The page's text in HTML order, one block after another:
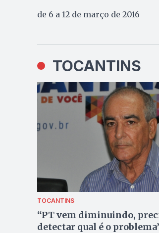
de 6 a 12 de março de 2016
TOCANTINS
TOCANTINS
“PT vem diminuindo,
detectar qual é o